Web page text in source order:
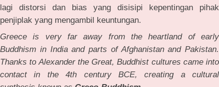
lagi distorsi dan bias yang disisipi kepentingan pihak
penjiplak yang mengambil keuntungan.
Greece is very far away from the heartland of early
Buddhism in India and parts of Afghanistan and Pakistan.
Thanks to Alexander the Great, Buddhist cultures came into
contact in the 4th century BCE, creating a cultural